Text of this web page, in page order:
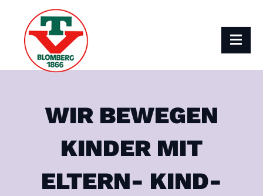
WIR BEWEGEN
KINDER MIT
ELTERN- KIND-